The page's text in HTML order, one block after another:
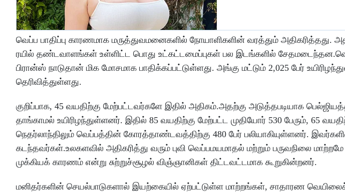
வெப்ப பாதிப்பு காரணமாக மருத்துவமனைகளில் நோயாளிகளின் வரத்தும்
ரயில் தண்டவாளங்கள் உள்ளிட்ட பொது உட்கட்டமைப்புகள் பல இடங்களில்
பிரான்ஸ் நாடுதான் மிக மோசமாக பாதிக்கப்பட்டுள்ளது. அங்கு மட்டும் 2,025 பேர்
தெரிவித்துள்ளது.
குறிப்பாக, 45 வயதிற்கு மேற்பட்டவர்களே இதில் அதிகம்.அதற்கு அடுத்தபடியாக
தாங்காமல் உயிரிழந்துள்ளனர். இதில் 85 வயதிற்கு மேற்பட்ட முதியோர் 530 பேரும், 65
நெதர்லாந்திலும் வெப்பத்தின் கோரத்தாண்டவத்திற்கு 480 பேர் பலியாகியுள்ளனர்.
கடந்தவர்கள்.உலகளவில் அதிகரித்து வரும் புவி வெப்பமயமாதல் மற்றும் பருவநிலை
முக்கியக் காரணம் என்று சுற்றுச்சூழல் விஞ்ஞானிகள் திட்டவட்டமாக கூறுகின்றனர்.
மனிதர்களின் செயல்பாடுகளால் இயற்கையில் ஏற்பட்டுள்ள மாற்றங்கள், சாதாரண